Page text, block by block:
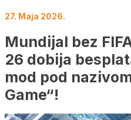
27. Maja 2026.
Mundijal bez
26 dobija
mod pod
Game“!